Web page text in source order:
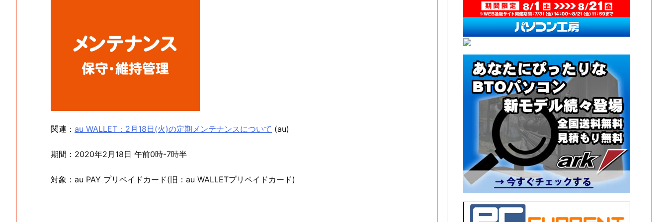
関連： au WALLET：2月18日(火)の定期メンテナンスについて (au)
期間：2020年2月18日 午前0時-7時半
対象：au PAY プリペイドカード(旧：au WALLETプリペイドカード)